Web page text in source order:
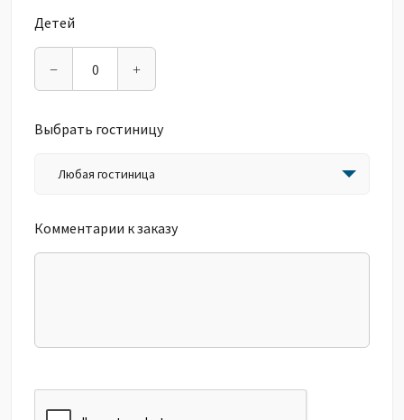
Детей
− +
Выбрать гостиницу
Любая гостиница
Комментарии к заказу